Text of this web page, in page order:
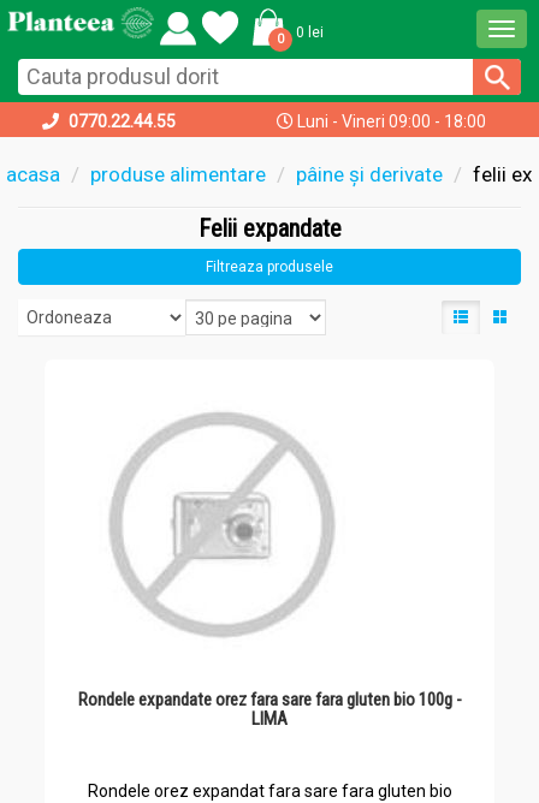
0 0 lei
0770.22.44.55 Luni - Vineri 09:00 - 18:00
acasa produse alimentare pâine și derivate felii
Felii expandate
Filtreaza produsele
Rondele expandate orez fara sare fara gluten bio 100g -
LIMA
Rondele orez expandat fara sare fara gluten bio